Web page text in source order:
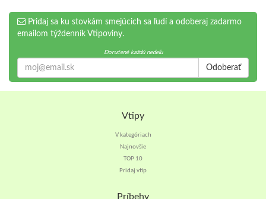
Pridaj sa ku stovkám smejúcich sa ľudí a odoberaj zadarmo
emailom týždenník Vtipoviny.
Doručené každú nedeľu
Odoberať
Vtipy
V kategóriach
Najnovšie
TOP 10
Pridaj vtip
Príbehy